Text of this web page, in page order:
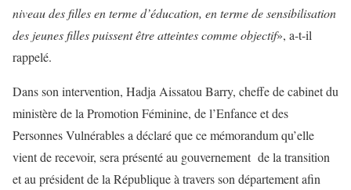
niveau des filles en terme d’éducation, en terme de sensibilisation
des jeunes filles puissent être atteintes comme objectif», a-t-il
rappelé.
Dans son intervention, Hadja Aissatou Barry, cheffe de cabinet du
ministère de la Promotion Féminine, de l’Enfance et des
Personnes Vulnérables a déclaré que ce mémorandum qu’elle
vient de recevoir, sera présenté au gouvernement de la transition
et au président de la République à travers son département afin